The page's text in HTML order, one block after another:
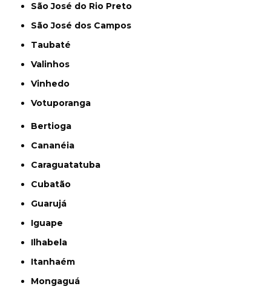
São José do Rio Preto
São José dos Campos
Taubaté
Valinhos
Vinhedo
Votuporanga
Bertioga
Cananéia
Caraguatatuba
Cubatão
Guarujá
Iguape
Ilhabela
Itanhaém
Mongaguá